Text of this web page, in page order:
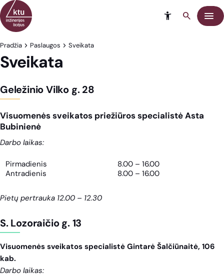
Eiti į turinį
Meniu
Pradžia Paslaugos Sveikata
Sveikata
Geležinio Vilko g. 28
Visuomenės sveikatos priežiūros specialistė Asta
Bubinienė
Darbo laikas:
Pirmadienis
Antradienis
8.00 – 16.00
8.00 – 16.00
Pietų pertrauka 12.00 – 12.30
S. Lozoraičio g. 13
Visuomenės sveikatos specialistė Gintarė Šalčiūnaitė, 106
kab.
Darbo laikas: